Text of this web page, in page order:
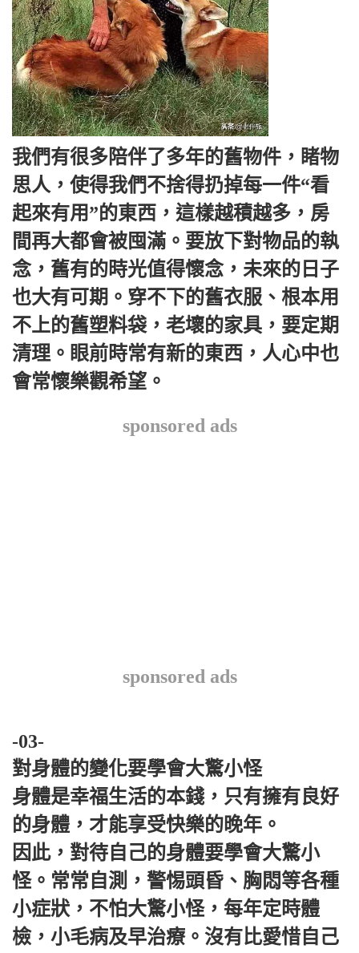
我們有很多陪伴了多年的舊物件，睹物
思人，使得我們不捨得扔掉每一件“看
起來有用”的東西，這樣越積越多，房
間再大都會被囤滿。要放下對物品的執
念，舊有的時光值得懷念，未來的日子
也大有可期。穿不下的舊衣服、根本用
不上的舊塑料袋，老壞的家具，要定期
清理。眼前時常有新的東西，人心中也
會常懷樂觀希望。
sponsored ads
sponsored ads
-03-
對身體的變化要學會大驚小怪
身體是幸福生活的本錢，只有擁有良好
的身體，才能享受快樂的晚年。
因此，對待自己的身體要學會大驚小
怪。常常自測，警惕頭昏、胸悶等各種
小症狀，不怕大驚小怪，每年定時體
檢，小毛病及早治療。沒有比愛惜自己